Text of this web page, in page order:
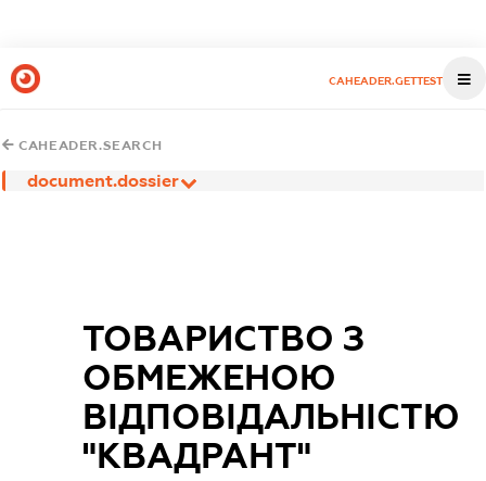
CAHEADER.GETTEST
CAHEADER.SEARCH
document.dossier
ТОВАРИСТВО З
ОБМЕЖЕНОЮ
ВІДПОВІДАЛЬНІСТЮ
"КВАДРАНТ"